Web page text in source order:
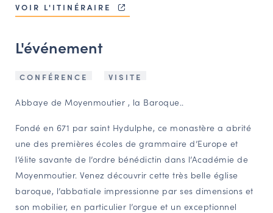
OFFRES D’EMPLOI ET DE STAGE
OUTILS EN LIGNE
Espace acteurs
NAVIGATION FILTRÉE « ACTEURS »
PORTAIL CULTURE
Comité d'Histoire Régionale
VOIR L'ITINÉRAIRE
L'événement
CONFÉRENCE VISITE
Abbaye de Moyenmoutier , la Baroque..
Fondé en 671 par saint Hydulphe, ce monastère a abrité
une des premières écoles de grammaire d’Europe et
l’élite savante de l’ordre bénédictin dans l’Académie de
Moyenmoutier. Venez découvrir cette très belle église
baroque, l’abbatiale impressionne par ses dimensions et
son mobilier, en particulier l’orgue et un exceptionnel